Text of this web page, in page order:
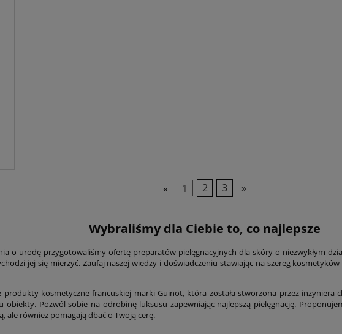
« 1 2 3 »
Wybraliśmy dla Ciebie to, co najlepsze
o urodę przygotowaliśmy ofertę preparatów pielęgnacyjnych dla skóry o niezwykłym
jej się mierzyć. Zaufaj naszej wiedzy i doświadczeniu stawiając na szereg
produkty kosmetyczne francuskiej marki Guinot, która została stworzona przez
Pozwól sobie na odrobinę luksusu zapewniając najlepszą pielęgnację.
ale również pomagają dbać o Twoją cerę.